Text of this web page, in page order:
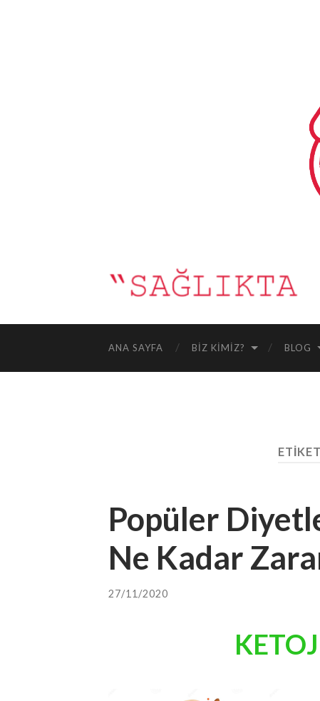
ANA SAYFA BIZ KIMIZ? BLOG
Popüler
Ne Kadar
27/11/2020